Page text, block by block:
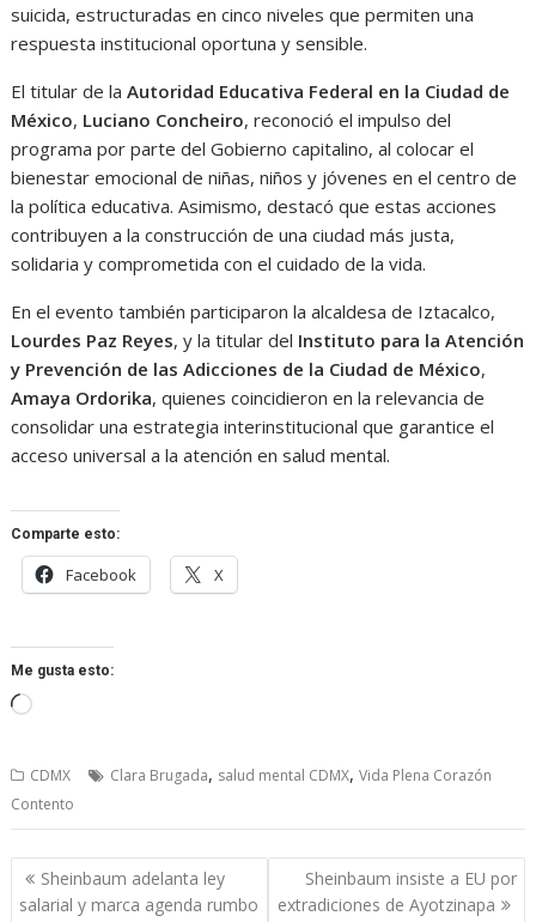
suicida, estructuradas en cinco niveles que permiten una
respuesta institucional oportuna y sensible.
El titular de laAutoridad Educativa Federal en la Ciudad de
México, Luciano Concheiro, reconoció el impulso del
programa por parte del Gobierno capitalino, al colocar el
bienestar emocional de niñas, niños y jóvenes en el centro de
la política educativa. Asimismo, destacó que estas acciones
contribuyen a la construcción de una ciudad más justa,
solidaria y comprometida con el cuidado de la vida.
En el evento también participaron la alcaldesa de Iztacalco,
Lourdes Paz Reyes, y la titular del Instituto para la Atención
y Prevención de las Adicciones de la Ciudad de México,
Amaya Ordorika, quienes coincidieron en la relevancia de
consolidar una estrategia interinstitucional que garantice el
acceso universal a la atención en salud mental.
Comparte esto:
Facebook X
Me gusta esto:
Cargando...
CDMX Clara Brugada, salud mental CDMX,Vida Plena Corazón
Contento
Navegación
de
Sheinbaum adelanta ley
salarial y marca agenda rumbo
Sheinbaum insiste a EU por
extradiciones de Ayotzinapa